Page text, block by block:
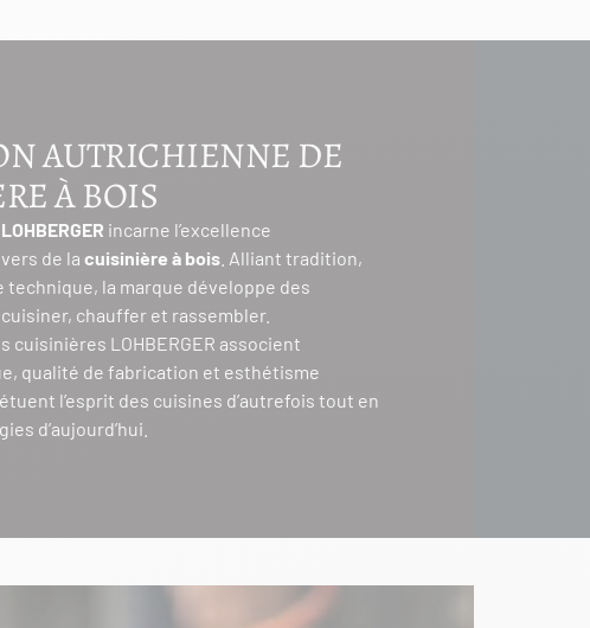
AUTRICHIENNE DE
À BOIS
LOHBERGER incarne l’excellence
de la cuisinière à bois . Alliant tradition,
la marque développe des
chauffer et rassembler.
cuisinières LOHBERGER associent
qualité de fabrication et esthétisme
l’esprit des cuisines d’autrefois tout en
d’aujourd’hui.